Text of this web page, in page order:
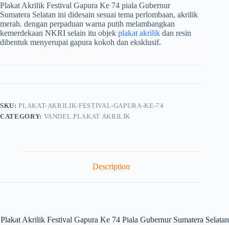
Plakat Akrilik Festival Gapura Ke 74 piala Gubernur
Sumatera Selatan ini didesain sesuai tema perlombaan, akrilik
merah. dengan perpaduan warna putih melambangkan
kemerdekaan NKRI selain itu objek plakat akrilik dan resin
dibentuk menyerupai gapura kokoh dan eksklusif.
SKU:PLAKAT-AKRILIK-FESTIVAL-GAPURA-KE-74
CATEGORY: VANDEL PLAKAT AKRILIK
Description
Plakat Akrilik Festival Gapura Ke 74 Piala Gubernur Sumatera Selatan